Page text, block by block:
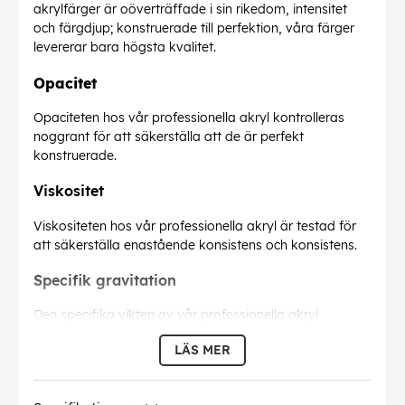
akrylfärger är oöverträffade i sin rikedom, intensitet
och färgdjup; konstruerade till perfektion, våra färger
levererar bara högsta kvalitet.
Opacitet
Opaciteten hos vår professionella akryl kontrolleras
noggrant för att säkerställa att de är perfekt
konstruerade.
Viskositet
Viskositeten hos vår professionella akryl är testad för
att säkerställa enastående konsistens och konsistens.
Specifik gravitation
Den specifika vikten av vår professionella akryl
inspekteras för oklanderlig kvalitet.
LÄS MER